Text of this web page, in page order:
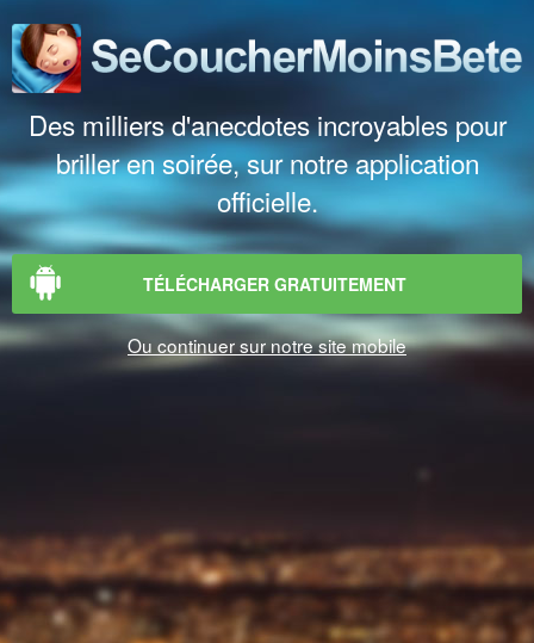
Des milliers d'anecdotes incroyables pour
briller en soirée, sur notre application
officielle.
TÉLÉCHARGER GRATUITEMENT
Ou continuer sur notre site mobile